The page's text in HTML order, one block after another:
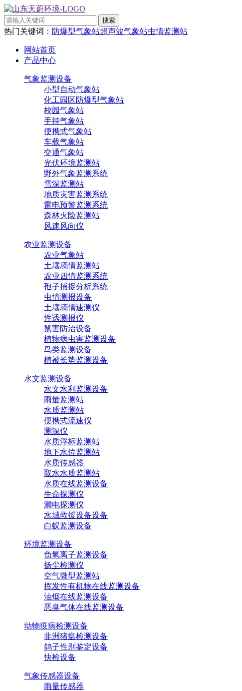
热门关键词： 防爆型气象站超声波气象站虫情监测站
网站首页
产品中心
气象监测设备
小型自动气象站
化工园区防爆型气象站
校园气象站
手持气象站
便携式气象站
车载气象站
交通气象站
光伏环境监测站
野外气象监测系统
雪深监测站
地质灾害监测系统
雷电预警监测系统
森林火险监测站
风速风向仪
农业监测设备
农业气象站
土壤墒情监测站
农业四情监测系统
孢子捕捉分析系统
虫情测报设备
土壤墒情速测仪
性诱测报仪
鼠害防治设备
植物病虫害监测设备
鸟类监测设备
植被长势监测设备
水文监测设备
水文水利监测设备
雨量监测站
水质监测站
便携式流速仪
测深仪
水质浮标监测站
地下水位监测站
水质传感器
取水水质监测站
水质在线监测设备
生命探测仪
漏电探测仪
水域救援设备设备
白蚁监测设备
环境监测设备
负氧离子监测设备
扬尘检测仪
空气微型监测站
挥发性有机物在线监测设备
油烟在线监测设备
恶臭气体在线监测设备
动物疫病检测设备
非洲猪瘟检测设备
鸽子性别鉴定设备
快检设备
气象传感器设备
雨量传感器